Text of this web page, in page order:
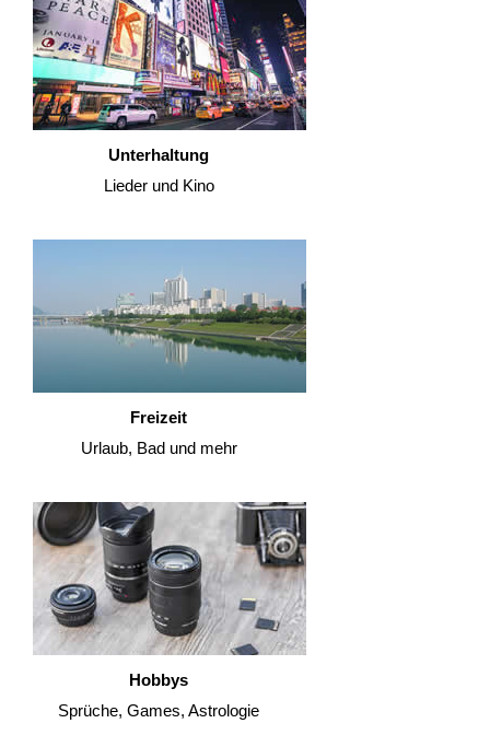
Unterhaltung
Lieder und Kino
Freizeit
Urlaub, Bad und mehr
Hobbys
Sprüche, Games, Astrologie